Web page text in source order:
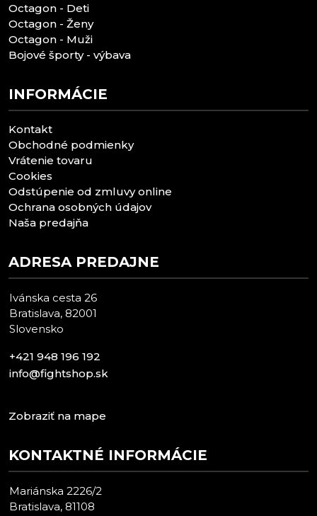
Octagon - Deti
Octagon - Ženy
Octagon - Muži
Bojové športy - výbava
INFORMÁCIE
Kontakt
Obchodné podmienky
Vrátenie tovaru
Cookies
Odstúpenie od zmluvy online
Ochrana osobných údajov
Naša predajňa
ADRESA PREDAJNE
Ivánska cesta 26
Bratislava, 82001
Slovensko
+421 948 196 192
info@fightshop.sk
Zobraziť na mape
KONTAKTNÉ INFORMÁCIE
Mariánska 2226/2
Bratislava, 81108